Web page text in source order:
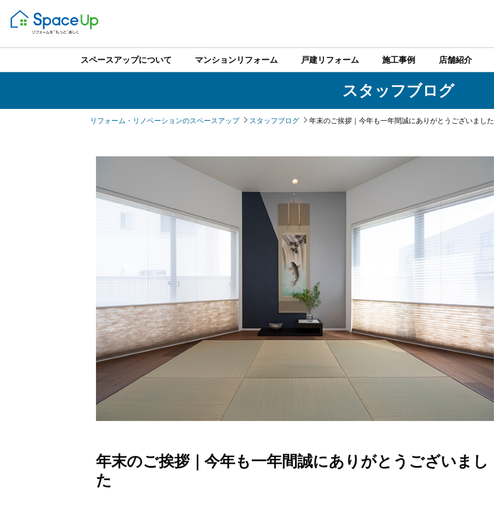
スペースアップについて マンションリフォーム 戸建リフォーム 施工事例 店舗紹介
スタッフブログ
リフォーム・リノベーションのスペースアップ スタッフブログ 年末のご挨拶｜今年も一年間誠にありがとうございました
年末のご挨拶｜今年も一年間誠にありがとうございまし
た